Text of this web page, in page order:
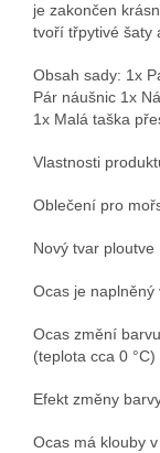
je zakončen
tvoří třpytivé šaty
Obsah sady: 1x
Pár náušnic 1x
1x Malá taška
Vlastnosti
Oblečení pro
Nový tvar ploutve
Ocas je
Ocas změní
(teplota cca 0 °C)
Efekt změny
Ocas má klouby